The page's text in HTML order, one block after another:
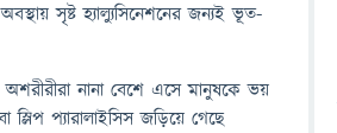
সৃষ্ট হ্যাল্যুসিনেশনের জন্যই ভূত-
নানা বেশে এসে মানুষকে ভয়
প্যারালাইসিস জড়িয়ে গেছে